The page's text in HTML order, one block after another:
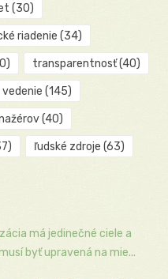
(30)
riadenie (34)
transparentnosť(40)
vedenie (145)
(40)
ľudské zdroje (63)
má jedinečné ciele a
byť upravená na mie...